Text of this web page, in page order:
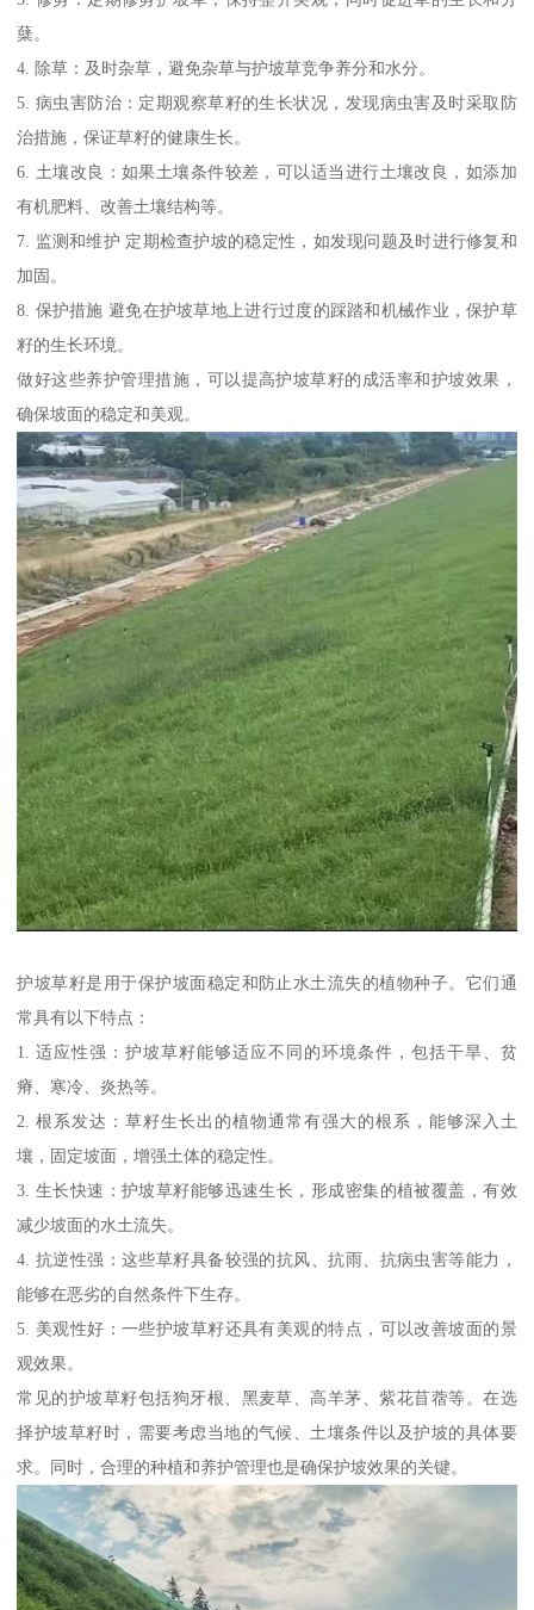
蘖。
4. 除草：及时杂草，避免杂草与护坡草竞争养分和水分。
5. 病虫害防治：定期观察草籽的生长状况，发现病虫害及时采取防
治措施，保证草籽的健康生长。
6. 土壤改良：如果土壤条件较差，可以适当进行土壤改良，如添加
有机肥料、改善土壤结构等。
7. 监测和维护 定期检查护坡的稳定性，如发现问题及时进行修复和
加固。
8. 保护措施 避免在护坡草地上进行过度的踩踏和机械作业，保护草
籽的生长环境。
做好这些养护管理措施，可以提高护坡草籽的成活率和护坡效果，
确保坡面的稳定和美观。
护坡草籽是用于保护坡面稳定和防止水土流失的植物种子。它们通
常具有以下特点：
1. 适应性强：护坡草籽能够适应不同的环境条件，包括干旱、贫
瘠、寒冷、炎热等。
2. 根系发达：草籽生长出的植物通常有强大的根系，能够深入土
壤，固定坡面，增强土体的稳定性。
3. 生长快速：护坡草籽能够迅速生长，形成密集的植被覆盖，有效
减少坡面的水土流失。
4. 抗逆性强：这些草籽具备较强的抗风、抗雨、抗病虫害等能力，
能够在恶劣的自然条件下生存。
5. 美观性好：一些护坡草籽还具有美观的特点，可以改善坡面的景
观效果。
常见的护坡草籽包括狗牙根、黑麦草、高羊茅、紫花苜蓿等。在选
择护坡草籽时，需要考虑当地的气候、土壤条件以及护坡的具体要
求。同时，合理的种植和养护管理也是确保护坡效果的关键。